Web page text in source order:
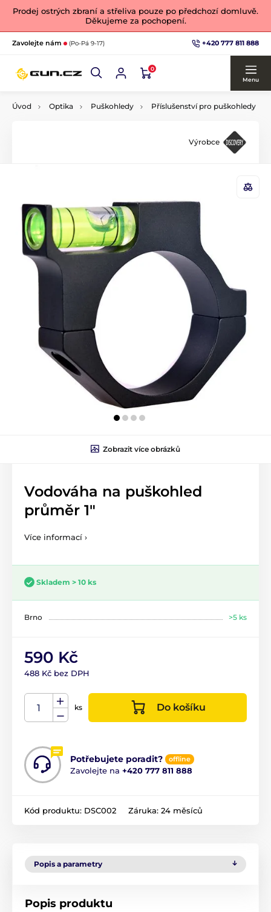
Prodej ostrých zbraní a střeliva pouze po předchozí domluvě.
Děkujeme za pochopení.
Zavolejte nám (Po-Pá 9-17) +420 777 811 888
0
Menu
Úvod Optika Puškohledy Příslušenství pro puškohledy
Výrobce
Zobrazit více obrázků
Vodováha na puškohled
průměr 1"
Více informací ›
Skladem > 10 ks
Brno >5 ks
590 Kč
488 Kč bez DPH
ks Do košíku
Potřebujete poradit? offline
Zavolejte na +420 777 811 888
Kód produktu: DSC002 Záruka: 24 měsíců
Popis a parametry
Popis produktu